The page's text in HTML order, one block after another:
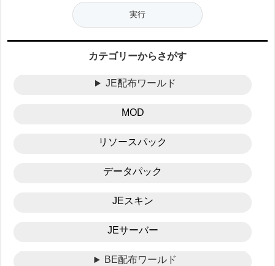
カテゴリーからさがす
JE配布ワールド
MOD
リソースパック
データパック
JEスキン
JEサーバー
BE配布ワールド